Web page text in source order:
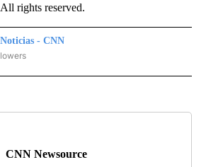
rights reserved.
Noticias - CNN
- CNN" TO RECEIVE NOTIFICATIONS ABOUT
CNN Newsource